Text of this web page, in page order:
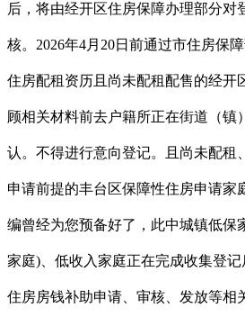
后，将由经开区住房保障办理部分对
核。2026年4月20日前通过市住房保
住房配租资历且尚未配租配售的经开
顾相关材料前去户籍所正在街道（镇
认。不得进行意向登记。且尚未配租
申请前提的丰台区保障性住房申请家
编曾经为您预备好了，此中城镇低保
家庭)、低收入家庭正在完成收集登
住房房钱补助申请、审核、发放等相